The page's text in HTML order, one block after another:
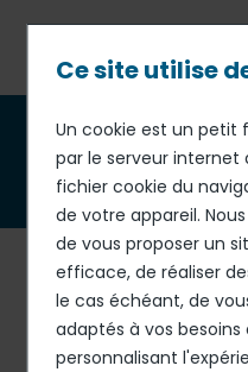
principal
Fil
d'Ariane
Denis
Denis a été PDG de
mandat pendant lequel
deuxième pays le plus
2011, il prend la tête de
Ce site utilise
Un cookie est un petit
par le serveur internet
fichier cookie du
de votre appareil.
de vous proposer un
efficace, de réaliser
le cas échéant, de
adaptés à vos
personnalisant